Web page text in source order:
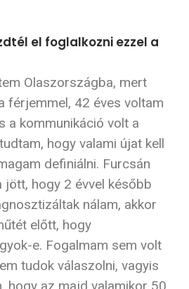
el foglalkozni ezzel a
Olaszországba, mert
férjemmel, 42 éves voltam
a kommunikáció volt a
hogy valami újat kell
definiálni. Furcsán
jött, hogy 2 évvel később
nálam, akkor
előtt, hogy
e. Fogalmam sem volt
tudok válaszolni, vagyis